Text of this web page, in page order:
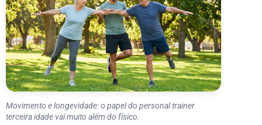
Movimento e longevidade: o papel do personal trainer
terceira idade vai muito além do físico.